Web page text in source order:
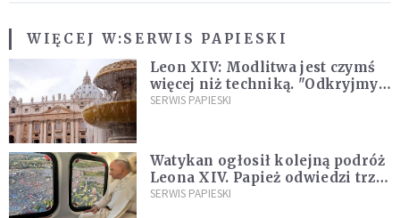
WIĘCEJ W:SERWIS PAPIESKI
Leon XIV: Modlitwa jest czymś
więcej niż techniką. "Odkryjmy
ją na nowo"
SERWIS PAPIESKI
Watykan ogłosił kolejną podróż
Leona XIV. Papież odwiedzi trzy
kraje Ameryki Południowej
SERWIS PAPIESKI